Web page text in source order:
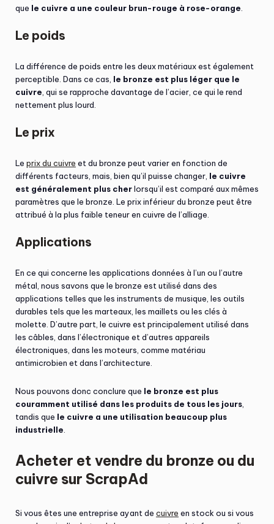
que le cuivre a une couleur brun-rouge à rose-orange
Le poids
La différence de poids entre les deux matériaux est également
perceptible. Dans ce cas, le bronze est plus léger que le
cuivre , qui se rapproche davantage de l’acier, ce qui le rend
nettement plus lourd.
Le prix
Le prix du cuivre et du bronze peut varier en fonction de
différents facteurs, mais, bien qu’il puisse changer, le cuivre
est généralement plus cherlorsqu’il est comparé aux mêmes
paramètres que le bronze. Le prix inférieur du bronze peut être
attribué à la plus faible teneur en cuivre de l’alliage.
Applications
En ce qui concerne les applications données à l’un ou l’autre
métal, nous savons que le bronze est utilisé dans des
applications telles que les instruments de musique, les outils
durables tels que les marteaux, les maillets ou les clés à
molette. D’autre part, le cuivre est principalement utilisé dans
les câbles, dans l’électronique et d’autres appareils
électroniques, dans les moteurs, comme matériau
antimicrobien et dans l’architecture.
Nous pouvons donc conclure que le bronze est plus
couramment utilisé dans les produits de tous les jours
tandis que le cuivre a une utilisation beaucoup plus
industrielle
Acheter et vendre du bronze ou du
cuivre sur ScrapAd
Si vous êtes une entreprise ayant de cuivre en stock ou si vous